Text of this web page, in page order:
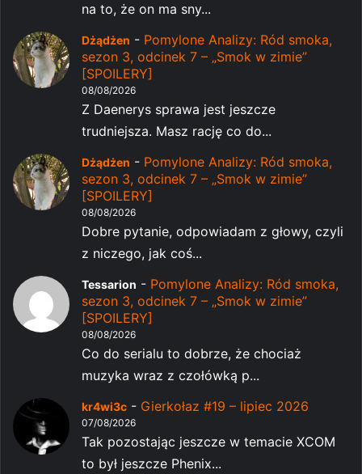
na to, że on ma sny...
Dżądżen - Pomylone Analizy: Ród smoka,
sezon 3, odcinek 7 – „Smok w zimie”
[SPOILERY]
08/08/2026
Z Daenerys sprawa jest jeszcze
trudniejsza. Masz rację co do...
Dżądżen - Pomylone Analizy: Ród smoka,
sezon 3, odcinek 7 – „Smok w zimie”
[SPOILERY]
08/08/2026
Dobre pytanie, odpowiadam z głowy, czyli
z niczego, jak coś...
Tessarion - Pomylone Analizy: Ród smoka,
sezon 3, odcinek 7 – „Smok w zimie”
[SPOILERY]
08/08/2026
Co do serialu to dobrze, że chociaż
muzyka wraz z czołówką p...
kr4wi3c - Gierkołaz #19 – lipiec 2026
07/08/2026
Tak pozostając jeszcze w temacie XCOM
to był jeszcze Phenix...